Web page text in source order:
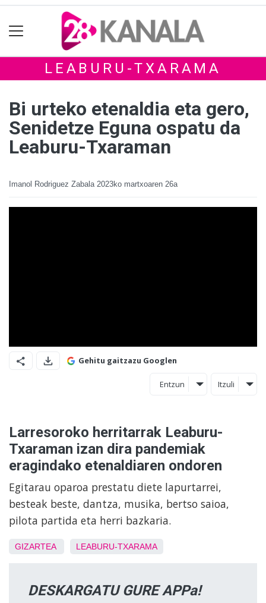
LEABURU-TXARAMA
Bi urteko etenaldia eta gero,
Senidetze Eguna ospatu da
Leaburu-Txaraman
Imanol Rodriguez Zabala 2023ko martxoaren 26a
Gehitu gaitzazu Googlen
Entzun Itzuli
Larresoroko herritarrak Leaburu-
Txaraman izan dira pandemiak
eragindako etenaldiaren ondoren
Egitarau oparoa prestatu diete lapurtarrei,
besteak beste, dantza, musika, bertso saioa,
pilota partida eta herri bazkaria.
GIZARTEA LEABURU-TXARAMA
DESKARGATU GURE APPa!